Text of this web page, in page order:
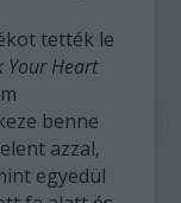
tették le
Your Heart
benne
azzal,
egyedül